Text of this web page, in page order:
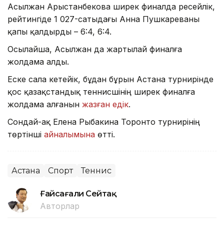
Асылжан Арыстанбекова ширек финалда ресейлік,
рейтингіде 1 027-сатыдағы Анна Пушкареваны
қапы қалдырды – 6:4, 6:4.
Осылайша, Асылжан да жартылай финалға
жолдама алды.
Еске сала кетейік, бұдан бұрын Астана турнирінде
қос қазақстандық теннисшінің ширек финалға
жолдама алғанын жазған едік.
Сондай-ақ Елена Рыбакина Торонто турнирінің
төртінші айналымына өтті.
Астана Спорт Теннис
Ғайсағали Сейтақ
Авторлар